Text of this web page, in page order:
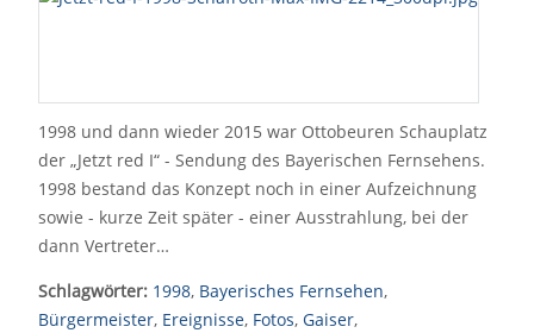
1998 und dann wieder 2015 war Ottobeuren Schauplatz
der „Jetzt red I“ - Sendung des Bayerischen Fernsehens.
1998 bestand das Konzept noch in einer Aufzeichnung
sowie - kurze Zeit später - einer Ausstrahlung, bei der
dann Vertreter…
Schlagwörter: 1998, Bayerisches Fernsehen,
Bürgermeister, Ereignisse, Fotos, Gaiser,